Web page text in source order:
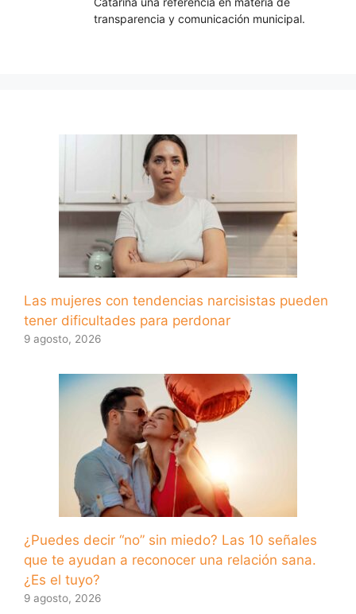
transparencia y comunicación municipal.
Las mujeres con tendencias narcisistas pueden
tener dificultades para perdonar
9 agosto, 2026
¿Puedes decir “no” sin miedo? Las 10 señales
que te ayudan a reconocer una relación sana.
¿Es el tuyo?
9 agosto, 2026